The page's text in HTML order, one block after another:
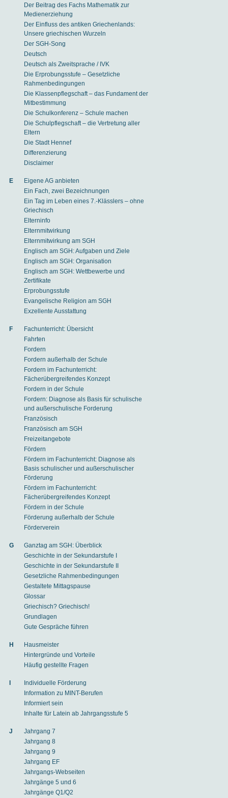
Der Beitrag des Fachs Mathematik zur
Medienerziehung
Der Einfluss des antiken Griechenlands:
Unsere griechischen Wurzeln
Der SGH-Song
Deutsch
Deutsch als Zweitsprache / IVK
Die Erprobungsstufe – Gesetzliche
Rahmenbedingungen
Die Klassenpflegschaft – das Fundament der
Mitbestimmung
Die Schulkonferenz – Schule machen
Die Schulpflegschaft – die Vertretung aller
Eltern
Die Stadt Hennef
Differenzierung
Disclaimer
E
Eigene AG anbieten
Ein Fach, zwei Bezeichnungen
Ein Tag im Leben eines 7.-Klässlers – ohne
Griechisch
Elterninfo
Elternmitwirkung
Elternmitwirkung am SGH
Englisch am SGH: Aufgaben und Ziele
Englisch am SGH: Organisation
Englisch am SGH: Wettbewerbe und
Zertifikate
Erprobungsstufe
Evangelische Religion am SGH
Exzellente Ausstattung
F
Fachunterricht: Übersicht
Fahrten
Fordern
Fordern außerhalb der Schule
Fordern im Fachunterricht:
Fächerübergreifendes Konzept
Fordern in der Schule
Fordern: Diagnose als Basis für schulische
und außerschulische Forderung
Französisch
Französisch am SGH
Freizeitangebote
Fördern
Fördern im Fachunterricht: Diagnose als
Basis schulischer und außerschulischer
Förderung
Fördern im Fachunterricht:
Fächerübergreifendes Konzept
Fördern in der Schule
Förderung außerhalb der Schule
Förderverein
G
Ganztag am SGH: Überblick
Geschichte in der Sekundarstufe I
Geschichte in der Sekundarstufe II
Gesetzliche Rahmenbedingungen
Gestaltete Mittagspause
Glossar
Griechisch? Griechisch!
Grundlagen
Gute Gespräche führen
H
Hausmeister
Hintergründe und Vorteile
Häufig gestellte Fragen
Individuelle Förderung
Information zu MINT-Berufen
Informiert sein
Inhalte für Latein ab Jahrgangsstufe 5
J
Jahrgang 7
Jahrgang 8
Jahrgang 9
Jahrgang EF
Jahrgangs-Webseiten
Jahrgänge 5 und 6
Jahrgänge Q1/Q2